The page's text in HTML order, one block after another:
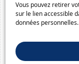
Vous pouvez retirer
sur le lien accessible
données